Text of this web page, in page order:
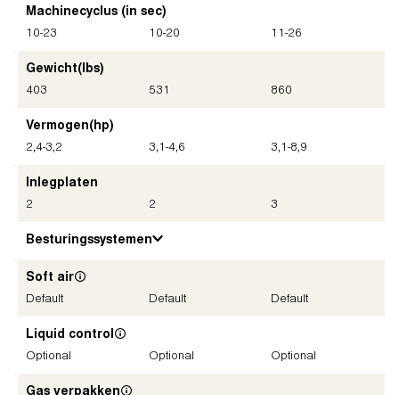
Machinecyclus (in sec)
10-23 10-20 11-26
Gewicht(lbs)
403 531 860
Vermogen(hp)
2,4-3,2 3,1-4,6 3,1-8,9
Inlegplaten
2 2 3
Besturingssystemen
Soft air
Default Default Default
Liquid control
Optional Optional Optional
Gas verpakken